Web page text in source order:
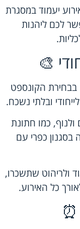
יעמוד במסגרת
לכם ליהנות
🎨
הקונספט
ובלתי נשכח.
כמו חתונת
בסגנון כפרי עם
ולריהוט שתשכרו,
כל האירוע.